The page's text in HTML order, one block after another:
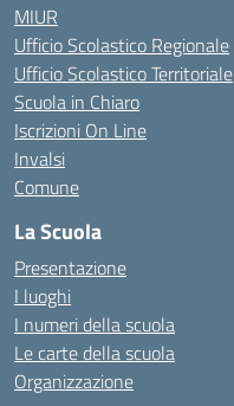
MIUR
Ufficio Scolastico Regionale
Ufficio Scolastico Territoriale
Scuola in Chiaro
Iscrizioni On Line
Invalsi
Comune
La Scuola
Presentazione
I luoghi
I numeri della scuola
Le carte della scuola
Organizzazione